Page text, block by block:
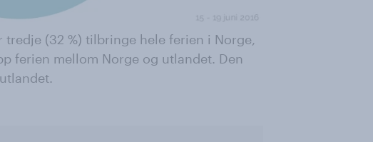
(32 %) tilbringe hele ferien i Norge,
ferien mellom Norge og utlandet. Den